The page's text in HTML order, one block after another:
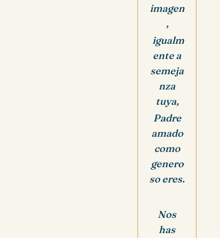
imagen
,
igualm
ente a
semeja
nza
tuya,
Padre
amado
como
genero
so eres.
Nos
has